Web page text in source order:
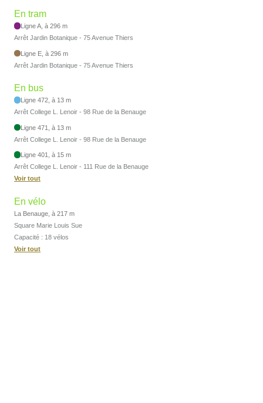
En tram
Ligne A, à 296 m
Arrêt Jardin Botanique - 75 Avenue Thiers
Ligne E, à 296 m
Arrêt Jardin Botanique - 75 Avenue Thiers
En bus
Ligne 472, à 13 m
Arrêt College L. Lenoir - 98 Rue de la Benauge
Ligne 471, à 13 m
Arrêt College L. Lenoir - 98 Rue de la Benauge
Ligne 401, à 15 m
Arrêt College L. Lenoir - 111 Rue de la Benauge
Voir tout
En vélo
La Benauge, à 217 m
Square Marie Louis Sue
Capacité : 18 vélos
Voir tout